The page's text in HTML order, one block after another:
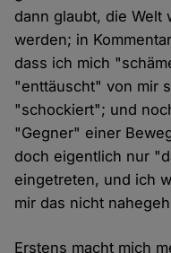
dann glaubt, die Welt
werden; in
dass ich mich
"enttäuscht" von mir
"schockiert"; und
"Gegner" einer
doch eigentlich nur
eingetreten, und ich
mir das nicht
Erstens macht mich